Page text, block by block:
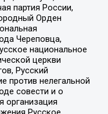
партия России,
Орден
Череповца,
национальное
церкви
Русский
против нелегальной
совести и о
организация